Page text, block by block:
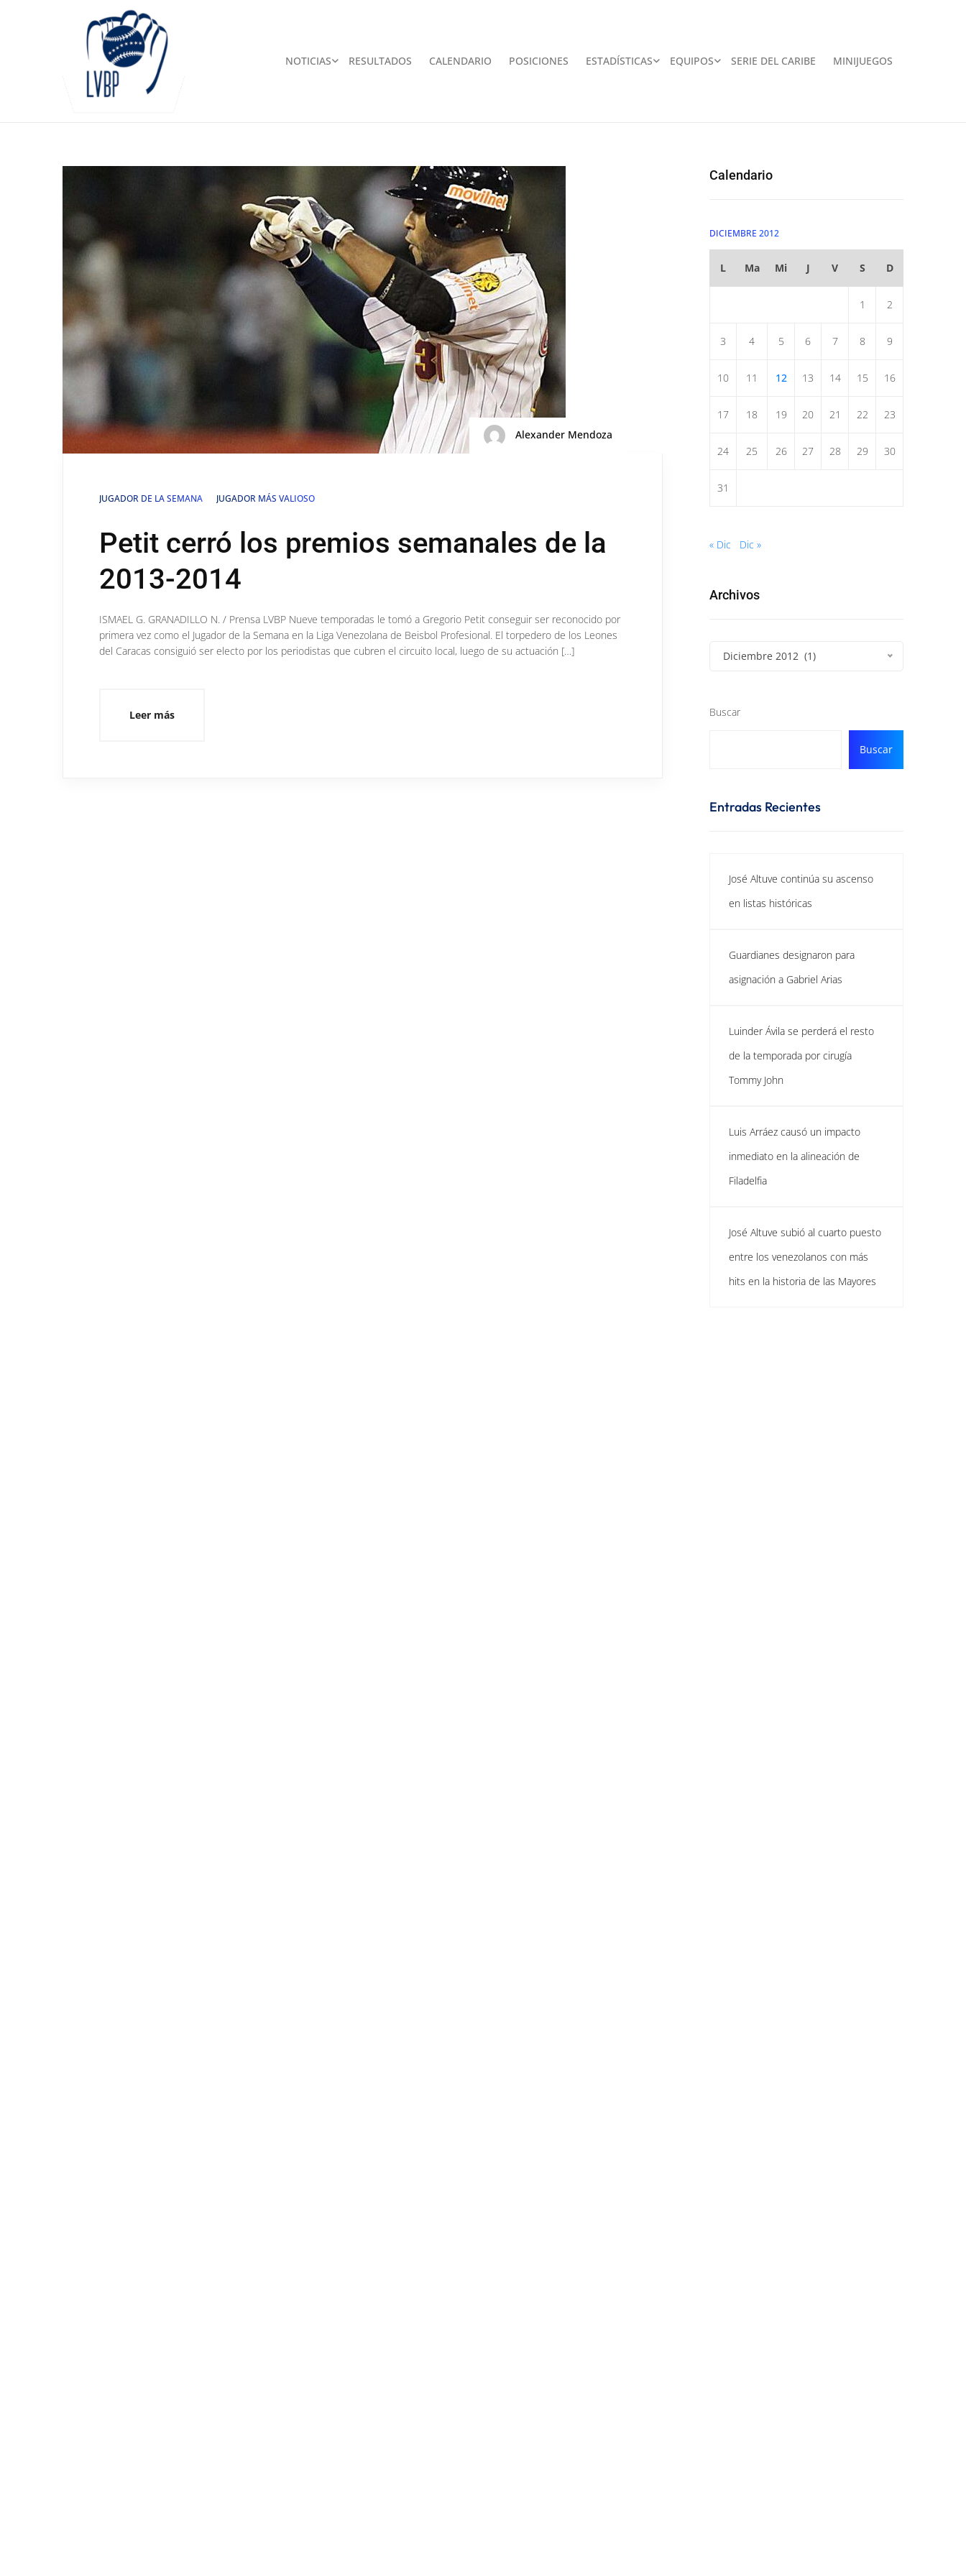
NOTICIAS RESULTADOS CALENDARIO POSICIONES ESTADÍSTICAS EQUIPOS SERIE DEL CARIBE MINIJUEGOS
Alexander Mendoza
JUGADOR DE LA SEMANA JUGADOR MÁS VALIOSO
Petit cerró los premios semanales de la
2013-2014
ISMAEL G. GRANADILLO N. / Prensa LVBP Nueve temporadas le tomó a Gregorio Petit conseguir ser reconocido por
primera vez como el Jugador de la Semana en la Liga Venezolana de Beisbol Profesional. El torpedero de los Leones
del Caracas consiguió ser electo por los periodistas que cubren el circuito local, luego de su actuación […]
Leer más
Calendario
DICIEMBRE 2012
L Ma Mi J V S D
1 2
3 4 5 6 7 8 9
10 11 12 13 14 15 16
17 18 19 20 21 22 23
24 25 26 27 28 29 30
31
« Dic Dic »
Archivos
Diciembre 2012 (1)
Buscar
Buscar
Entradas Recientes
José Altuve continúa su ascenso
en listas históricas
Guardianes designaron para
asignación a Gabriel Arias
Luinder Ávila se perderá el resto
de la temporada por cirugía
Tommy John
Luis Arráez causó un impacto
inmediato en la alineación de
Filadelfia
José Altuve subió al cuarto puesto
entre los venezolanos con más
hits en la historia de las Mayores